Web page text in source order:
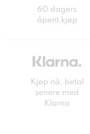
60 dagers
åpent kjøp
Kjøp nå, betal
senere med
Klarna